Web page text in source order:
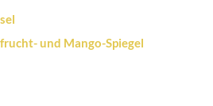
und Mango-Spiegel